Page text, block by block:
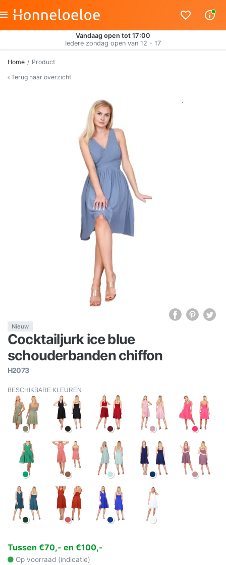
Vandaag open tot 17:00
Iedere zondag open van 12 - 17
Home
Product
Terug naar overzicht
Nieuw
Cocktailjurk ice blue
schouderbanden chiffon
H2073
BESCHIKBARE KLEUREN
Tussen €70,- en €100,-
Op voorraad (indicatie)